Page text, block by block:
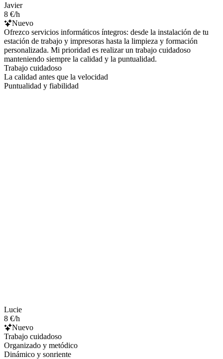
Javier
8 €/h
Nuevo
Ofrezco servicios informáticos íntegros: desde la instalación de tu
estación de trabajo y impresoras hasta la limpieza y formación
personalizada. Mi prioridad es realizar un trabajo cuidadoso
manteniendo siempre la calidad y la puntualidad.
Trabajo cuidadoso
La calidad antes que la velocidad
Puntualidad y fiabilidad
Lucie
8 €/h
Nuevo
Trabajo cuidadoso
Organizado y metódico
Dinámico y sonriente